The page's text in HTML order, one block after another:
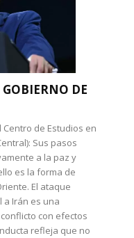
DE
de Estudios en
Sus pasos
a la paz y
es la forma de
El ataque
a Irán es una
con efectos
refleja que no